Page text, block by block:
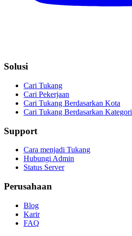
Solusi
Cari Tukang
Cari Pekerjaan
Cari Tukang Berdasarkan Kota
Cari Tukang Berdasarkan Kategori
Support
Cara menjadi Tukang
Hubungi Admin
Status Server
Perusahaan
Blog
Karir
FAQ